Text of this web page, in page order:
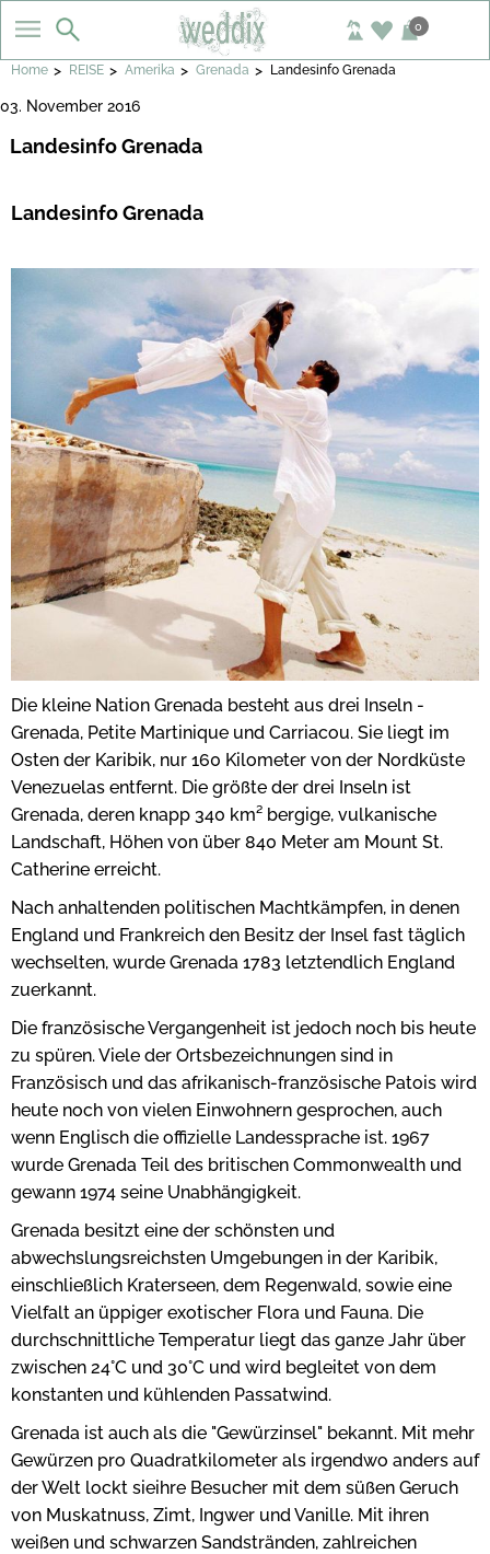
0
Home > REISE > Amerika > Grenada > Landesinfo Grenada
03. November 2016
Landesinfo Grenada
Landesinfo Grenada
Die kleine Nation Grenada besteht aus drei Inseln -
Grenada, Petite Martinique und Carriacou. Sie liegt im
Osten der Karibik, nur 160 Kilometer von der Nordküste
Venezuelas entfernt. Die größte der drei Inseln ist
Grenada, deren knapp 340 km² bergige, vulkanische
Landschaft, Höhen von über 840 Meter am Mount St.
Catherine erreicht.
Nach anhaltenden politischen Machtkämpfen, in denen
England und Frankreich den Besitz der Insel fast täglich
wechselten, wurde Grenada 1783 letztendlich England
zuerkannt.
Die französische Vergangenheit ist jedoch noch bis heute
zu spüren. Viele der Ortsbezeichnungen sind in
Französisch und das afrikanisch-französische Patois wird
heute noch von vielen Einwohnern gesprochen, auch
wenn Englisch die offizielle Landessprache ist. 1967
wurde Grenada Teil des britischen Commonwealth und
gewann 1974 seine Unabhängigkeit.
Grenada besitzt eine der schönsten und
abwechslungsreichsten Umgebungen in der Karibik,
einschließlich Kraterseen, dem Regenwald, sowie eine
Vielfalt an üppiger exotischer Flora und Fauna. Die
durchschnittliche Temperatur liegt das ganze Jahr über
zwischen 24°C und 30°C und wird begleitet von dem
konstanten und kühlenden Passatwind.
Grenada ist auch als die "Gewürzinsel" bekannt. Mit mehr
Gewürzen pro Quadratkilometer als irgendwo anders auf
der Welt lockt sieihre Besucher mit dem süßen Geruch
von Muskatnuss, Zimt, Ingwer und Vanille. Mit ihren
weißen und schwarzen Sandstränden, zahlreichen